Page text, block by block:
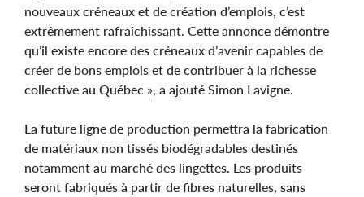
nouveaux créneaux et de création d’emplois, c’est
extrêmement rafraîchissant. Cette annonce démontre
qu’il existe encore des créneaux d’avenir capables de
créer de bons emplois et de contribuer à la richesse
collective au Québec », a ajouté Simon Lavigne.
La future ligne de production permettra la fabrication
de matériaux non tissés biodégradables destinés
notamment au marché des lingettes. Les produits
seront fabriqués à partir de fibres naturelles, sans